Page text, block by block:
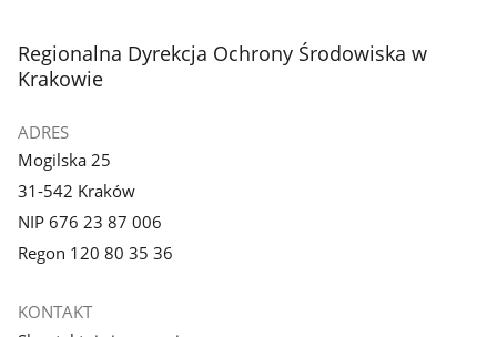
stopka
Regionalna Dyrekcja Ochrony Środowiska w
Krakowie
ADRES
Mogilska 25
31-542 Kraków
NIP 676 23 87 006
Regon 120 80 35 36
KONTAKT